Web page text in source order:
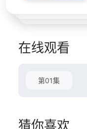
在线观看
第01集
猜你喜欢